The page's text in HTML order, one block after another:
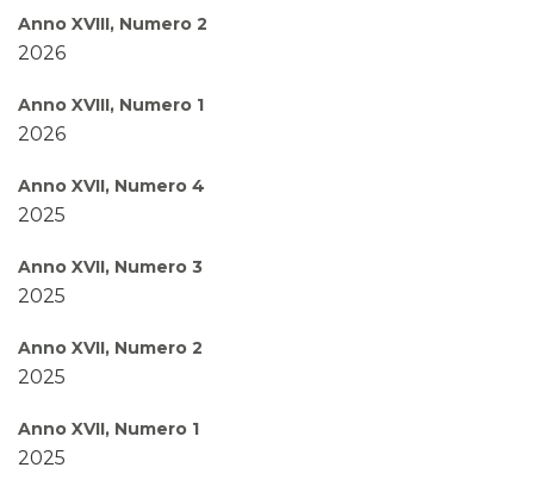
Anno XVIII, Numero 2
2026
Anno XVIII, Numero 1
2026
Anno XVII, Numero 4
2025
Anno XVII, Numero 3
2025
Anno XVII, Numero 2
2025
Anno XVII, Numero 1
2025